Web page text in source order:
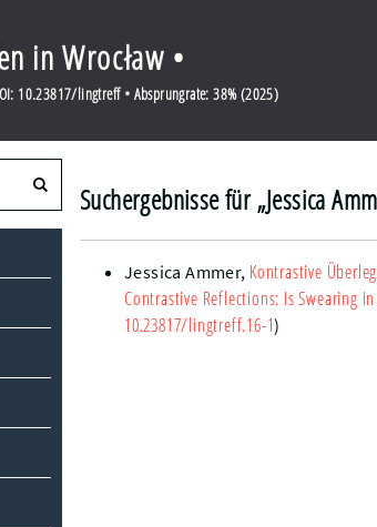
in Wrocław •
10.23817/lingtreff • Absprungrate: 38% (2025)
Suchergebnisse für „Jessica
Jessica Ammer, Kontrastive
Contrastive Reflections: Is Swearing
10.23817/lingtreff.16-1)